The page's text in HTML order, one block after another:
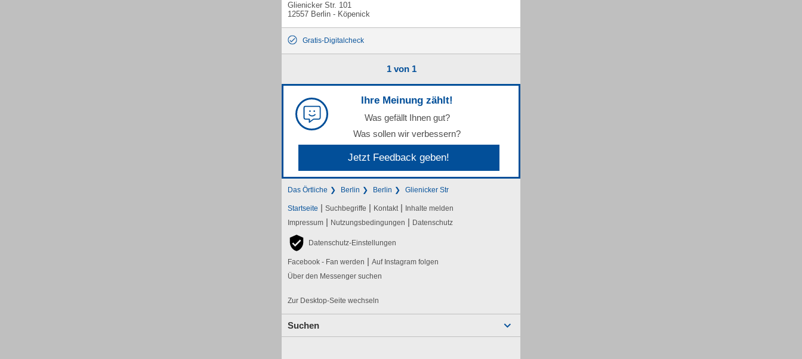
Glienicker Str. 101
12557 Berlin - Köpenick
Gratis-Digitalcheck
1 von 1
Ihre Meinung zählt!
Was gefällt Ihnen gut?
Was sollen wir verbessern?
Jetzt Feedback geben!
Das Örtliche Berlin Berlin Glienicker Str
Startseite | Suchbegriffe | Kontakt | Inhalte melden
Impressum | Nutzungsbedingungen | Datenschutz
Datenschutz-Einstellungen
Facebook - Fan werden | Auf Instagram folgen
Über den Messenger suchen
Zur Desktop-Seite wechseln
Suchen